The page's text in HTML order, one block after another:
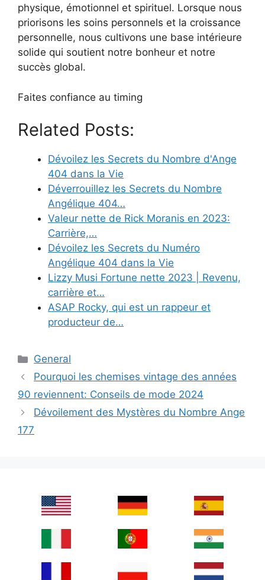
physique, émotionnel et spirituel. Lorsque nous
priorisons les soins personnels et la croissance
personnelle, nous cultivons une base intérieure
solide qui soutient notre bonheur et notre
succès global.
Faites confiance au timing
Related Posts:
Dévoilez les Secrets du Nombre d'Ange
404 dans la Vie
Déverrouillez les Secrets du Nombre
Angélique 404…
Valeur nette de Rick Moranis en 2023:
Carrière,…
Dévoilez les Secrets du Numéro
Angélique 404 dans la Vie
Lizzy Musi Fortune nette 2023 | Revenu,
carrière et…
ASAP Rocky, qui est un rappeur et
producteur de…
Categories
General
Pourquoi les chemises vintage des années
90 reviennent: Conseils de mode 2024
Dévoilement des Mystères du Nombre Ange
177